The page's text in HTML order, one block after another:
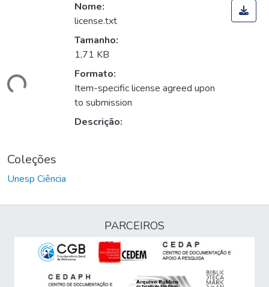
Nome:
license.txt
Tamanho:
1,71 KB
Formato:
Item-specific license agreed upon
to submission
Descrição:
Coleções
Unesp Ciência
PARCEIROS